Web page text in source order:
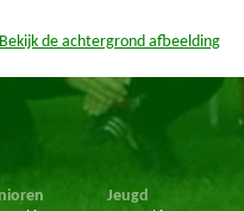
Bekijk de achtergrond afbeelding
Jeugd